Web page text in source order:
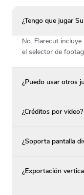
¿Tengo que jugar
No. Flarecut
el selector de
¿Puedo usar otros
¿Créditos por video?
¿Soporta pantalla
¿Exportación